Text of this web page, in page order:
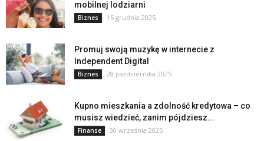
mobilnej lodziarni
Biznes 15 grudnia 2025
Promuj swoją muzykę w internecie z
Independent Digital
Biznes 28 października 2025
Kupno mieszkania a zdolność kredytowa – co
musisz wiedzieć, zanim pójdziesz...
Finanse 30 września 2025